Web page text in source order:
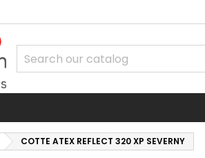
to wishlist
une nouvelle liste
wishlist
name
in
need to be logged in to save products in
COTTE ATEX REFLECT 320 XP SEVERNY